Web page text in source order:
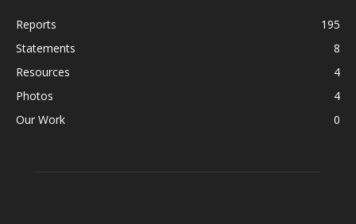
Reports
195
Statements
8
Resources
4
Photos
4
Our Work
0